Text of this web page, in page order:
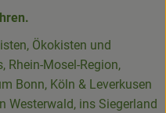
Ökokisten und
Rhein-Mosel-Region,
Bonn, Köln & Leverkusen
Westerwald, ins Siegerland